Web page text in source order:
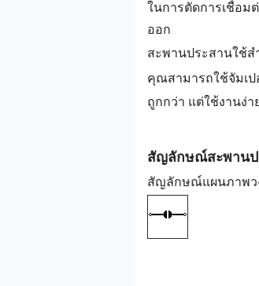
ในการตัดการเชื่อ
ออก
สะพานประสานใช้ส
คุณสามารถใช้จัมเป
ถูกกว่า แต่ใช้งานง่
สัญลักษณ์สะพานป
สัญลักษณ์แผนภาพว